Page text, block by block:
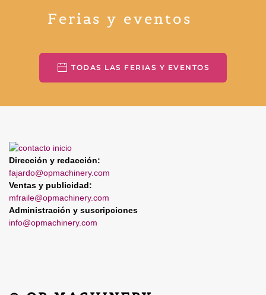
Ferias y eventos
TODAS LAS FERIAS Y EVENTOS
Dirección y redacción:
fajardo@opmachinery.com
Ventas y publicidad:
mfraile@opmachinery.com
Administración y suscripciones
info@opmachinery.com